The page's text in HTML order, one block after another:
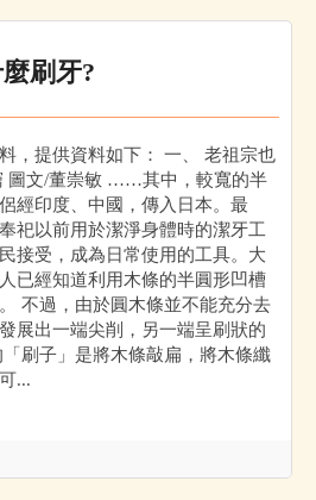
刷牙?
，提供資料如下： 一、 老祖宗也
圖文/董崇敏 ……其中，較寬的半
經印度、中國，傳入日本。最
祀以前用於潔淨身體時的潔牙工
接受，成為日常使用的工具。大
已經知道利用木條的半圓形凹槽
不過，由於圓木條並不能充分去
展出一端尖削，另一端呈刷狀的
刷子」是將木條敲扁，將木條纖
...